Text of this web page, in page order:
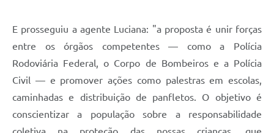
E prosseguiu a agente Luciana: "a proposta é unir forças
entre os órgãos competentes — como a Polícia
Rodoviária Federal, o Corpo de Bombeiros e a Polícia
Civil — e promover ações como palestras em escolas,
caminhadas e distribuição de panfletos. O objetivo é
conscientizar a população sobre a responsabilidade